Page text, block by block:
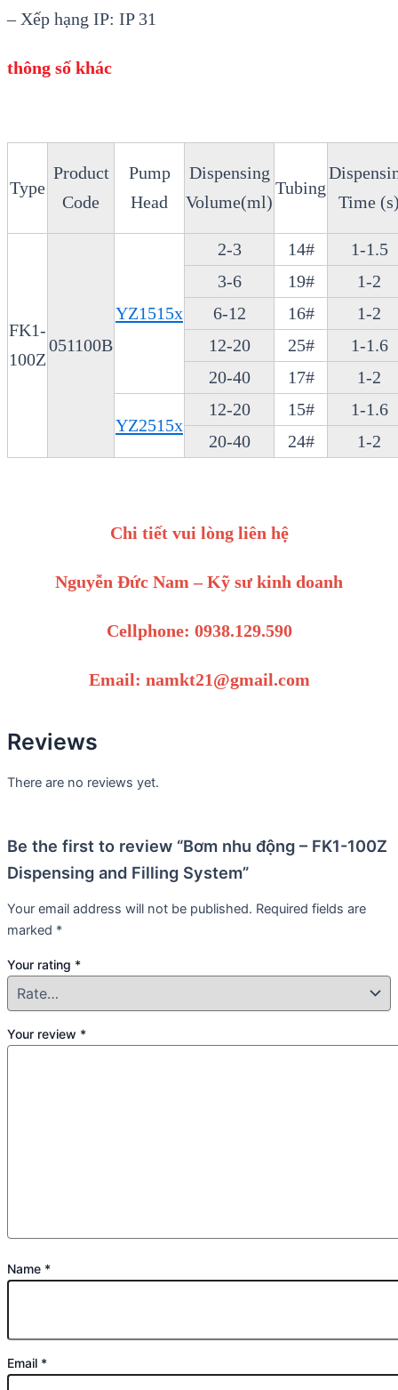
– Xếp hạng IP: IP 31
thông số khác
Type
Product
Code
Pump
Head
Dispensing
Volume(ml)
Tubing
Time
FK1-
100Z
051100B
YZ1515x
2-3 14#
1-1.5
3-6
19#
1-2
6-12
16#
1-2
12-20
25#
1-1.6
20-40
17# 1-2
YZ2515x
12-20 15#
1-1.6
20-40
24# 1-2
Chi tiết vui lòng liên hệ
Nguyễn Đức Nam – Kỹ sư kinh doanh
Cellphone: 0938.129.590
Email: namkt21@gmail.com
Reviews
There are no reviews yet.
Be the first to review “Bơm nhu động – FK1-100Z
Dispensing and Filling System”
Your email address will not be published. Required fields are
marked *
Your rating *
Your review *
Name *
Email *